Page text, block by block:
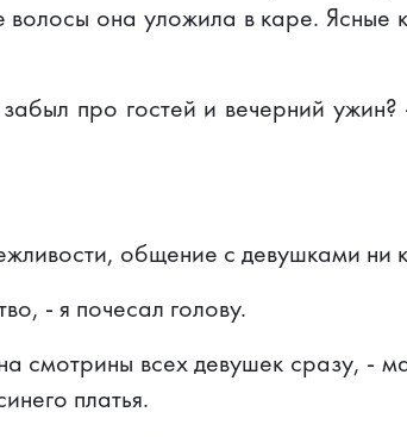
она уложила в каре. Ясные
про гостей и вечерний
общение с девушками ни
- я почесал голову.
смотрины всех девушек сразу, -
платья.